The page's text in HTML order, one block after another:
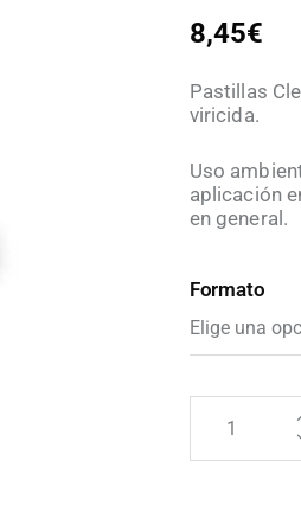
8,45€
Pastillas
viricida.
Uso
aplicación
en general.
Formato